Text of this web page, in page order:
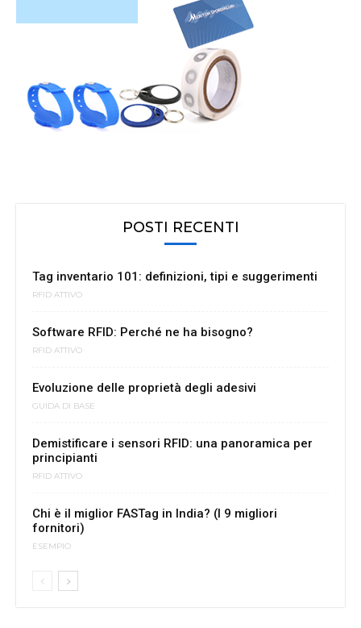
POSTI RECENTI
Tag inventario 101: definizioni, tipi e suggerimenti
RFID ATTIVO
Software RFID: Perché ne ha bisogno?
RFID ATTIVO
Evoluzione delle proprietà degli adesivi
GUIDA DI BASE
Demistificare i sensori RFID: una panoramica per
principianti
RFID ATTIVO
Chi è il miglior FASTag in India? (I 9 migliori
fornitori)
ESEMPIO